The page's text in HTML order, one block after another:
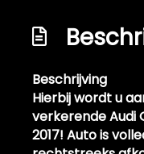
Premium kleur
Sportvelgen
Beschrijving
Hierbij wordt u
verkerende Audi
2017! Auto is